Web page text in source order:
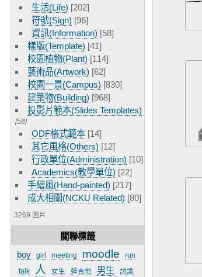
生活(Life) [202]
符號(Sign) [96]
資訊(Information) [58]
樣版(Template) [41]
校園植物(Plant) [114]
藝術品(Artwork) [62]
校園一景(Campus) [830]
建築物(Building) [968]
投影片範本(Slides Templates)
[58]
ODF格式範本 [14]
其它風格(Others) [12]
行政單位(Administration) [10]
Academics(教學單位) [22]
手繪風(Hand-painted) [217]
成大相關(NCKU Related) [80]
3269 圖片
關聯標籤
boy
girl meeting moodle run
talk 人 女生 彈吉他 男生 討論